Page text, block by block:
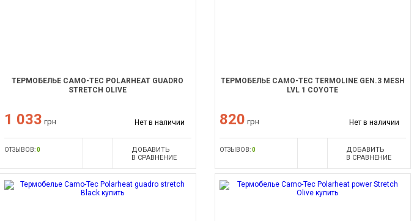
ТЕРМОБЕЛЬЕ CAMO-TEC POLARHEAT GUADRO
STRETCH OLIVE
1 033 грн Нет в наличии
ОТЗЫВОВ:0
ДОБАВИТЬ
В СРАВНЕНИЕ
ТЕРМОБЕЛЬЕ CAMO-TEC TERMOLINE GEN.3 MESH
LVL 1 COYOTE
820 грн Нет в наличии
ОТЗЫВОВ:0
ДОБАВИТЬ
В СРАВНЕНИЕ